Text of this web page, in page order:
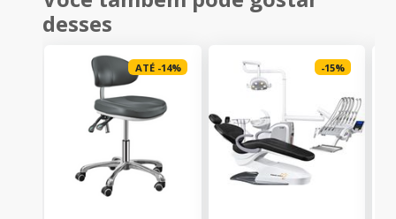
desses
ATÉ -14% -15%